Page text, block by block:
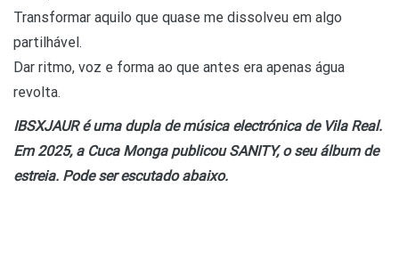
Transformar aquilo que quase me dissolveu em algo
partilhável.
Dar ritmo, voz e forma ao que antes era apenas água
revolta.
IBSXJAUR éuma dupla de música electrónica de Vila Real.
Em 2025, a Cuca Monga publicou SANITY, o seu álbum de
estreia. Pode ser escutado abaixo.